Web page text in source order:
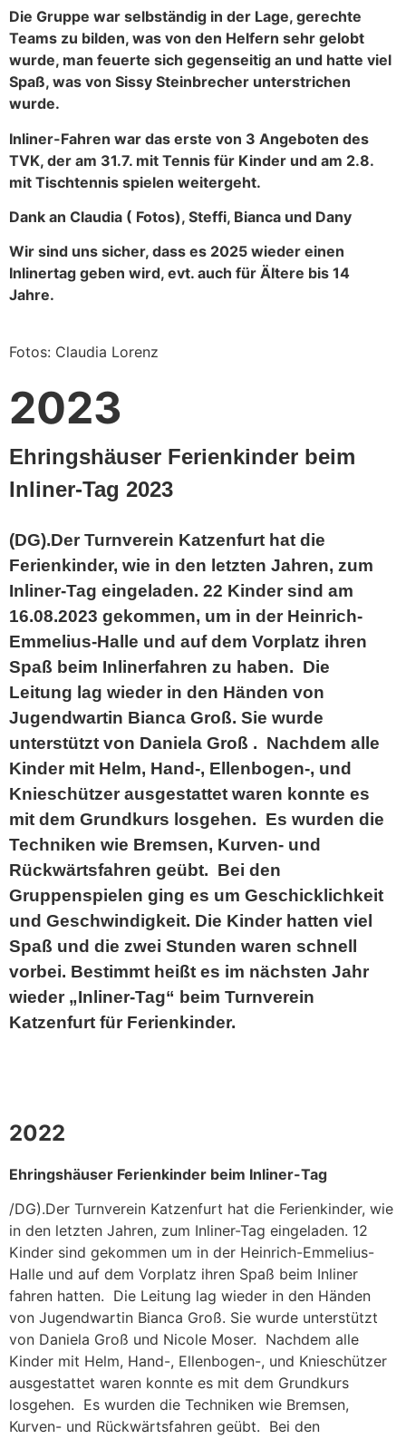
Die Gruppe war selbständig in der Lage, gerechte
Teams zu bilden, was von den Helfern sehr gelobt
wurde, man feuerte sich gegenseitig an und hatte viel
Spaß, was von Sissy Steinbrecher unterstrichen
wurde.
Inliner-Fahren war das erste von 3 Angeboten des
TVK, der am 31.7. mit Tennis für Kinder und am 2.8.
mit Tischtennis spielen weitergeht.
Dank an Claudia ( Fotos), Steffi, Bianca und Dany
Wir sind uns sicher, dass es 2025 wieder einen
Inlinertag geben wird, evt. auch für Ältere bis 14
Jahre.
Fotos: Claudia Lorenz
2023
Ehringshäuser Ferienkinder beim
Inliner-Tag 2023
(DG).Der Turnverein Katzenfurt hat die
Ferienkinder, wie in den letzten Jahren, zum
Inliner-Tag eingeladen. 22 Kinder sind am
16.08.2023 gekommen, um in der Heinrich-
Emmelius-Halle und auf dem Vorplatz ihren
Spaß beim Inlinerfahren zu haben. Die
Leitung lag wieder in den Händen von
Jugendwartin Bianca Groß. Sie wurde
unterstützt von Daniela Groß . Nachdem alle
Kinder mit Helm, Hand-, Ellenbogen-, und
Knieschützer ausgestattet waren konnte es
mit dem Grundkurs losgehen. Es wurden die
Techniken wie Bremsen, Kurven- und
Rückwärtsfahren geübt. Bei den
Gruppenspielen ging es um Geschicklichkeit
und Geschwindigkeit. Die Kinder hatten viel
Spaß und die zwei Stunden waren schnell
vorbei. Bestimmt heißt es im nächsten Jahr
wieder „Inliner-Tag“ beim Turnverein
Katzenfurt für Ferienkinder.
2022
Ehringshäuser Ferienkinder beim Inliner-Tag
/DG).Der Turnverein Katzenfurt hat die Ferienkinder, wie
in den letzten Jahren, zum Inliner-Tag eingeladen. 12
Kinder sind gekommen um in der Heinrich-Emmelius-
Halle und auf dem Vorplatz ihren Spaß beim Inliner
fahren hatten. Die Leitung lag wieder in den Händen
von Jugendwartin Bianca Groß. Sie wurde unterstützt
von Daniela Groß und Nicole Moser. Nachdem alle
Kinder mit Helm, Hand-, Ellenbogen-, und Knieschützer
ausgestattet waren konnte es mit dem Grundkurs
losgehen. Es wurden die Techniken wie Bremsen,
Kurven- und Rückwärtsfahren geübt. Bei den